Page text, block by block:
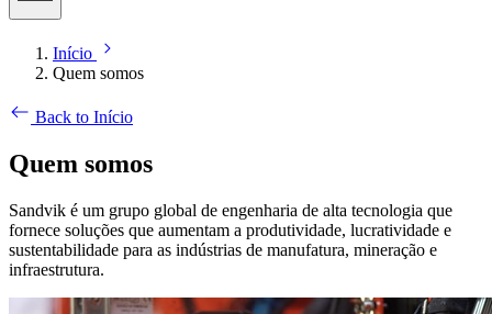
Início
Quem somos
Back to Início
Quem somos
Sandvik é um grupo global de engenharia de alta tecnologia que
fornece soluções que aumentam a produtividade, lucratividade e
sustentabilidade para as indústrias de manufatura, mineração e
infraestrutura.